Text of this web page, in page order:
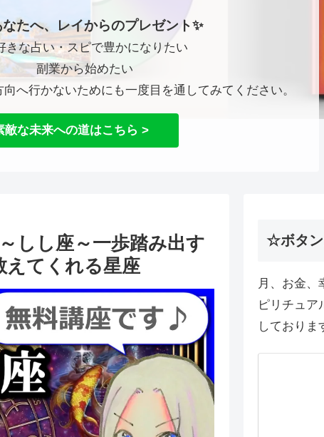
たへ、レイからのプレゼント✨
きな占い・スピで豊かになりたい
副業から始めたい
へ行かないためにも一度目を通してみてください。
敵な未来への道はこちら >
しし座～一歩踏み出す
えてくれる星座
☆ボタン
月、お金、
ピリチュア
しておりま